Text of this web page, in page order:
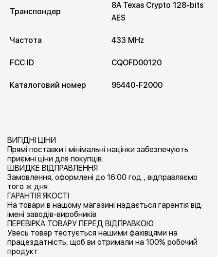
Транспондер
8A Texas Crypto 128-bits
AES
Частота 433 MHz
FCC ID CQOFD00120
Каталоговий номер 95440-F2000
ВИГІДНІ ЦІНИ
Прямі поставки і мінімальні націнки забезпечують
приємні ціни для покупців.
ШВИДКЕ ВІДПРАВЛЕННЯ
Замовлення, оформлені до 16:00 год., відправляємо
того ж дня.
ГАРАНТІЯ ЯКОСТІ
На товари в нашому магазині надається гарантія від
імені заводів-виробників.
ПЕРЕВІРКА ТОВАРУ ПЕРЕД ВІДПРАВКОЮ
Увесь товар тестується нашими фахівцями на
працездатність, щоб ви отримали на 100% робочий
продукт.